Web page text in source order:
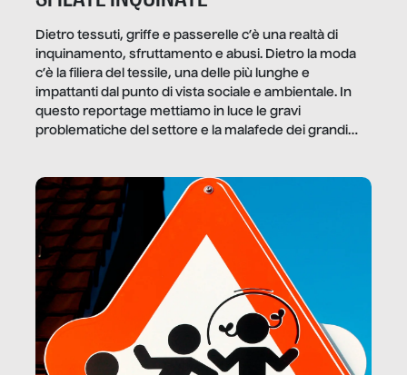
Dietro tessuti, griffe e passerelle c’è una realtà di
inquinamento, sfruttamento e abusi. Dietro la moda
c’è la filiera del tessile, una delle più lunghe e
impattanti dal punto di vista sociale e ambientale. In
questo reportage mettiamo in luce le gravi
problematiche del settore e la malafede dei grandi